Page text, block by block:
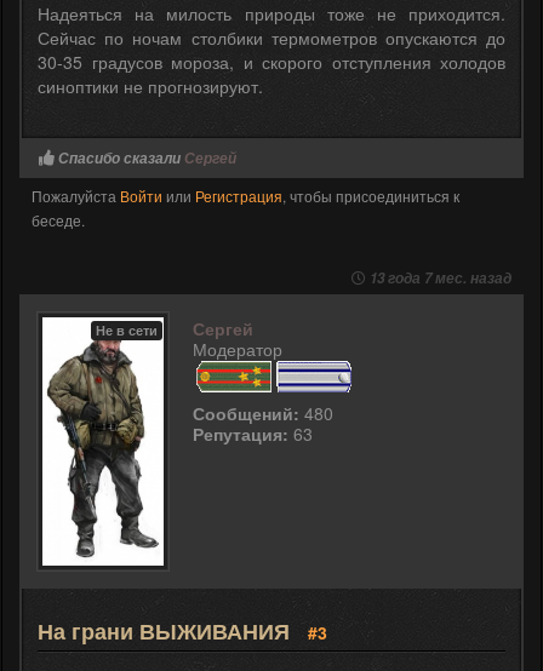
Надеяться на милость природы тоже не приходится.
Сейчас по ночам столбики термометров опускаются до
30-35 градусов мороза, и скорого отступления холодов
синоптики не прогнозируют.
Спасибо сказали Сергей
Пожалуйста Войти или Регистрация, чтобы присоединиться к
беседе.
13 года 7 мес. назад
Не в сети
Сергей
Модератор
Сообщений: 480
Репутация: 63
На грани ВЫЖИВАНИЯ
#3